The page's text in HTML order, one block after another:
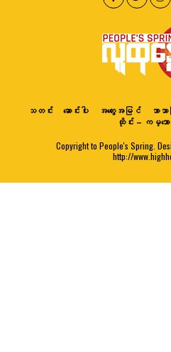
သတင်း ဆောင်းပါး အတွေးအမြင် ဘာသာ
ထိုင်း – ကမ္ဘောဒီ
Copyright to People's Spring.
http://